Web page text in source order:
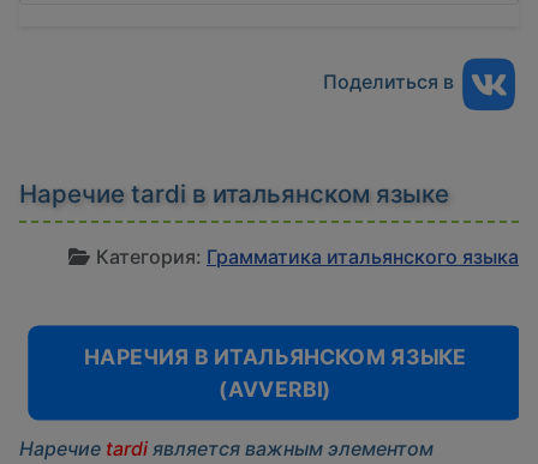
Поделиться в
Наречие tardi в итальянском языке
Категория: Грамматика итальянского языка
НАРЕЧИЯ В ИТАЛЬЯНСКОМ ЯЗЫКЕ
(AVVERBI)
Наречие tardi является важным элементом